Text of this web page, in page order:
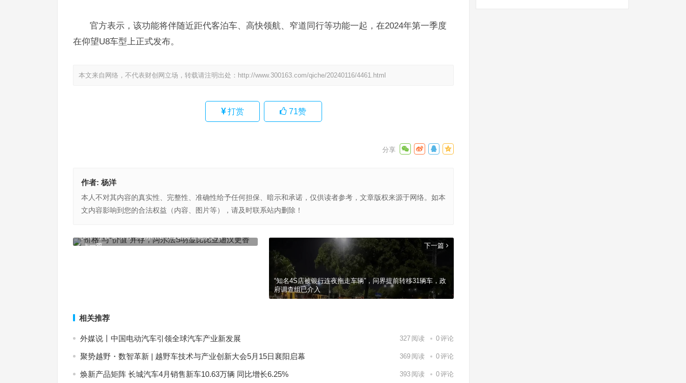
官方表示，该功能将伴随近距代客泊车、高快领航、窄道同行等功能一起，在2024年第一季度
在仰望U8车型上正式发布。
本文来自网络，不代表财创网立场，转载请注明出处： http://www.300163.com/qiche/20240116/4461.html
打赏 71赞
作者: 杨洋
本人不对其内容的真实性、完整性、准确性给予任何担保、暗示和承诺，仅供读者参考，文章版权来源于网络。如本
文内容影响到您的合法权益（内容、图片等），请及时联系站内删除！
上一篇
“价格”与“价值”并存，阿尔法S明显比比亚迪汉更香
下一篇
“知名4S店被银行连夜拖走车辆”，问界提前转移31辆车，政
府调查组已介入
相关推荐
外媒说丨中国电动汽车引领全球汽车产业新发展 327 阅读 0评论
聚势越野・数智革新 | 越野车技术与产业创新大会5月15日襄阳启幕 369 阅读 0评论
焕新产品矩阵 长城汽车4月销售新车10.63万辆 同比增长6.25% 393 阅读 0评论